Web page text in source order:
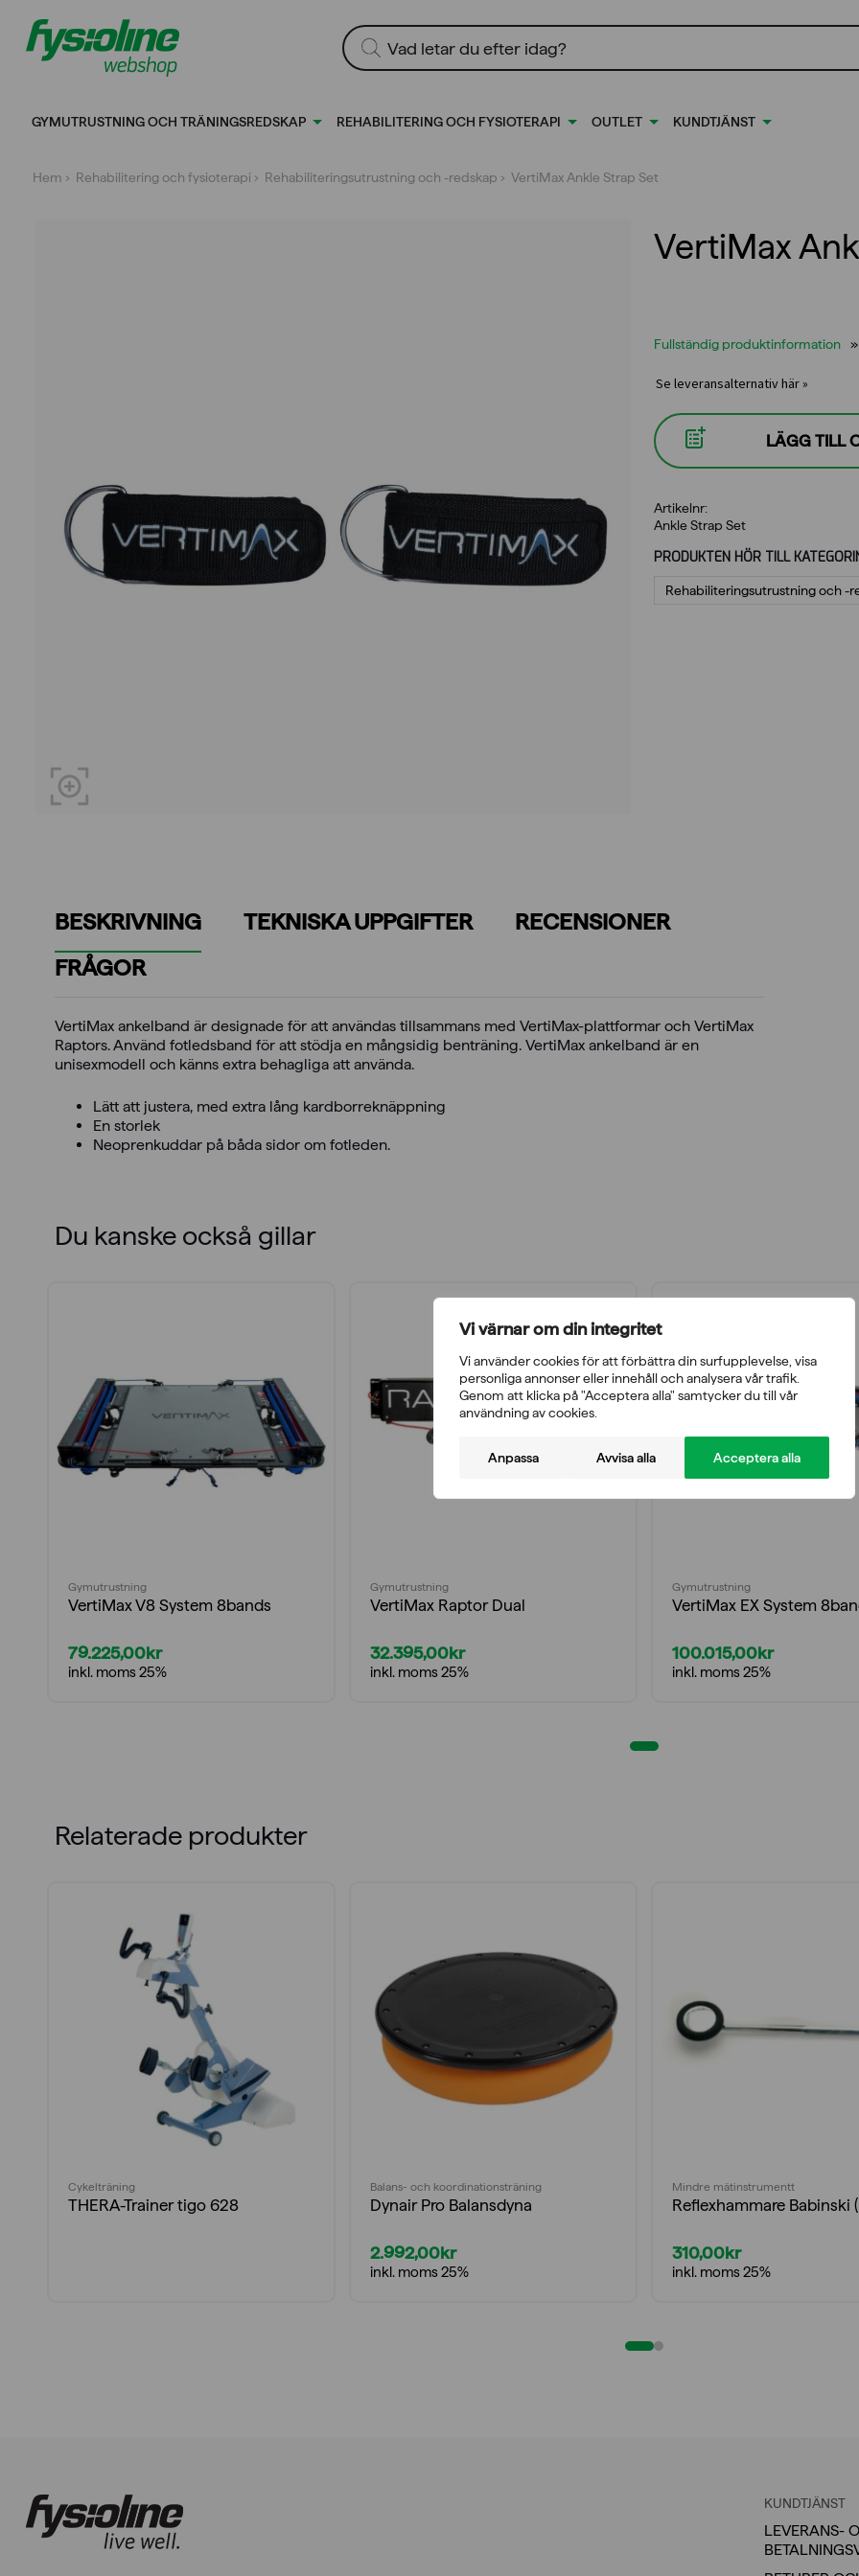
Vi värnar om din integritet
Vi använder cookies för att förbättra din surfupplevelse, visa
personliga annonser eller innehåll och analysera vår trafik.
Genom att klicka på "Acceptera alla" samtycker du till vår
användning av cookies.
Anpassa Avvisa alla Acceptera alla
innehållet
Produktsökning
GYMUTRUSTNING OCH TRÄNINGSREDSKAP REHABILITERING OCH FYSIOTERAPI OUTLET KUNDTJÄNST
Hem › Rehabilitering och fysioterapi › Rehabiliterings­utrustning och -redskap › VertiMax Ankle Strap Set
VertiMax
Fullständig produktinformation
Se leveransalternativ här »
LÄGG TILL
Artikelnr:
Ankle Strap Set
PRODUKTEN HÖR TILL
Rehabiliterings­utrustning och -
BESKRIVNING TEKNISKA UPPGIFTER
RECENSIONER
FRÅGOR
VertiMax ankelband är designade för att användas tillsammans med VertiMax-plattformar och VertiMax
Raptors. Använd fotledsband för att stödja en mångsidig benträning. VertiMax ankelband är en
unisexmodell och känns extra behagliga att använda.
Lätt att justera, med extra lång kardborreknäppning
En storlek
Neoprenkuddar på båda sidor om fotleden.
Du kanske också gillar
Gymutrustning
VertiMax V8 System 8bands
79.225,00kr
inkl. moms 25%
Gymutrustning
VertiMax Raptor Dual
32.395,00kr
inkl. moms 25%
Gymutrustning
VertiMax EX System
100.015,00kr
inkl. moms 25%
Relaterade produkter
Cykelträning
THERA-Trainer tigo 628
Balans- och koordinationsträning
Dynair Pro Balansdyna
2.992,00kr
inkl. moms 25%
Mindre mätinstrumentt
Reflexhammare Babinski
310,00kr
inkl. moms 25%
KUNDTJÄNST
LEVERANS-